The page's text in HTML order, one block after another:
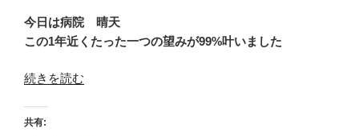
今日は病院 晴天
この1年近くたった一つの望みが99%叶いました
“内
鏡
続きを読む
共有: